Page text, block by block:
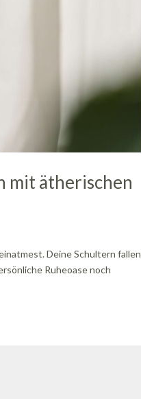
mit ätherischen
Deine Schultern fallen
Ruheoase noch